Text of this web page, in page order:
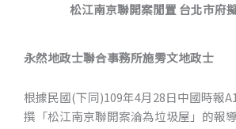
松江南京聯開案閒置 台北市府
永然地政士聯合事務所施雱文地政士
根據民國(下同)109年4月28日中國時報
撰「松江南京聯開案淪為垃圾屋」的報